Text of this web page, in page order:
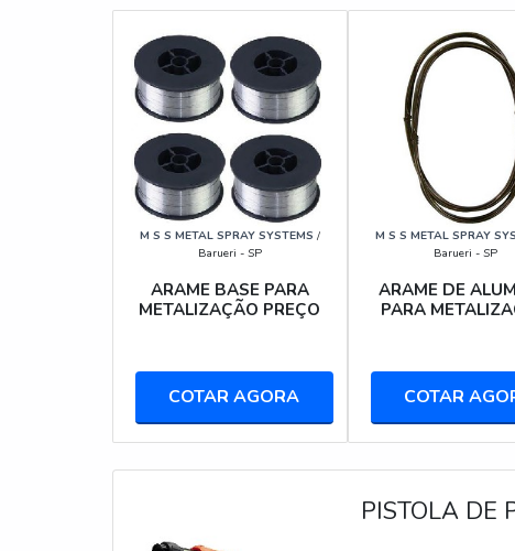
M S S METAL SPRAY SYSTEMS /
Barueri - SP
ARAME BASE PARA
METALIZAÇÃO PREÇO
COTAR AGORA
M S S METAL SPRAY
Barueri - SP
ARAME DE
PARA
COTAR
PISTOLA DE